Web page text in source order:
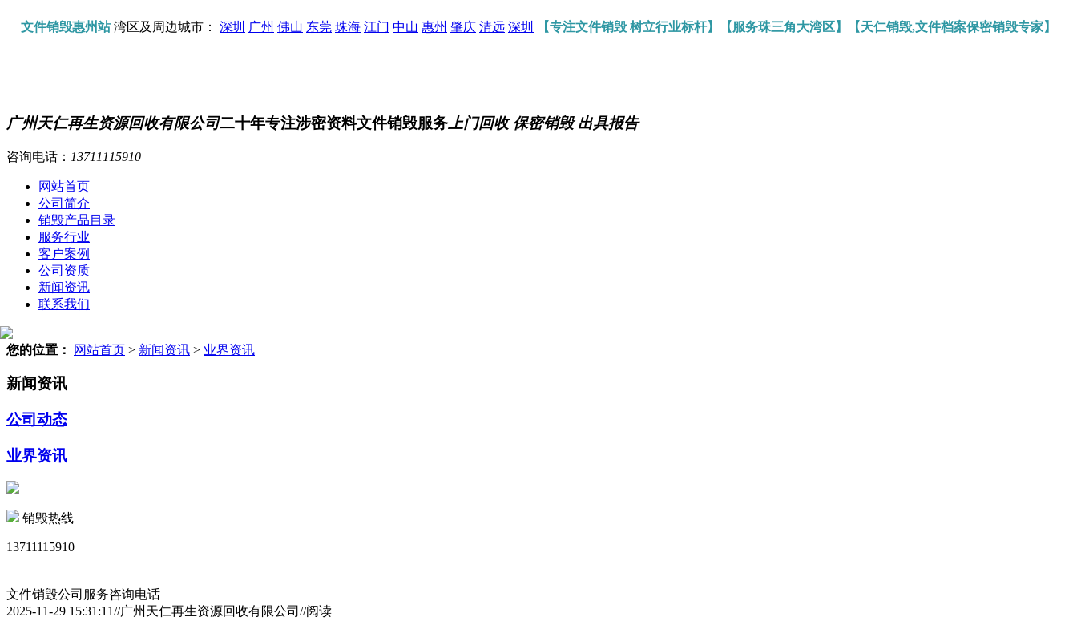
文件销毁惠州站湾区及周边城市： 深圳 广州 佛山 东莞 珠海 江门 中山 惠州 肇庆 清远 深圳 【专注文件销毁 树立行业标杆】【服务珠三角大湾区】【天仁销毁,文件档案保密销毁专家】
广州天仁再生资源回收有限公司二十年专注涉密资料文件销毁服务 上门回收 保密销毁 出具报告
咨询电话： 13711115910
网站首页
公司简介
销毁产品目录
服务行业
客户案例
公司资质
新闻资讯
联系我们
您的位置： 网站首页 > 新闻资讯 > 业界资讯
新闻资讯
公司动态
业界资讯
销毁热线
13711115910
文件销毁公司服务咨询电话
2025-11-29 15:31:11//广州天仁再生资源回收有限公司//阅读